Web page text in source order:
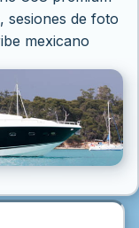
sesiones de foto
mexicano